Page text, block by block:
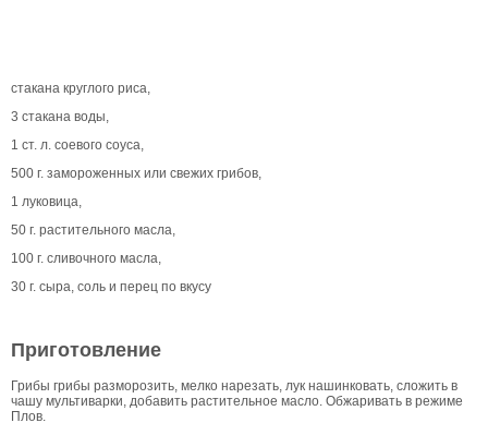
стакана круглого риса,
3 стакана воды,
1 ст. л. соевого соуса,
500 г. замороженных или свежих грибов,
1 луковица,
50 г. растительного масла,
100 г. сливочного масла,
30 г. сыра, соль и перец по вкусу
Приготовление
Грибы грибы разморозить, мелко нарезать, лук нашинковать, сложить в
чашу мультиварки, добавить растительное масло. Обжаривать в режиме
Плов.